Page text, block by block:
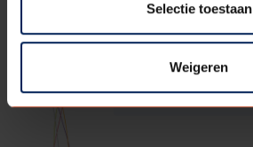
Selectie toestaan
Weigeren
Deel deze
pagina: